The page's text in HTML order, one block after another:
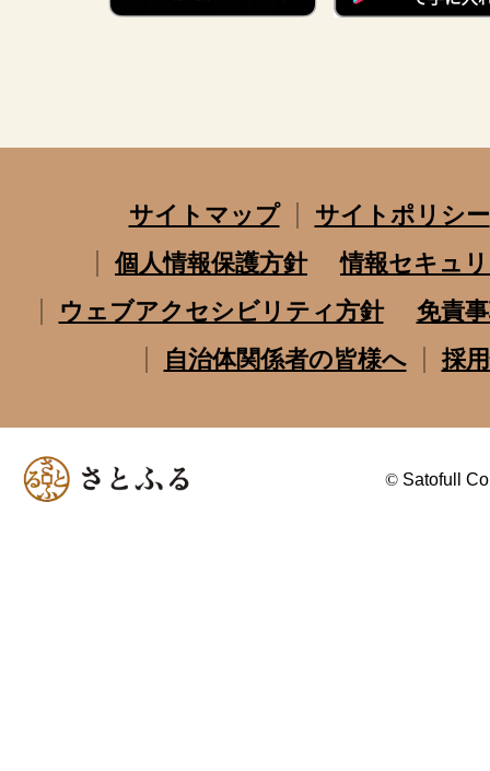
サイトマップ
サイトポリシー
個人情報保護方針
情報セキュ
ウェブアクセシビリティ方針
免責
自治体関係者の皆様へ
採
© Satofull